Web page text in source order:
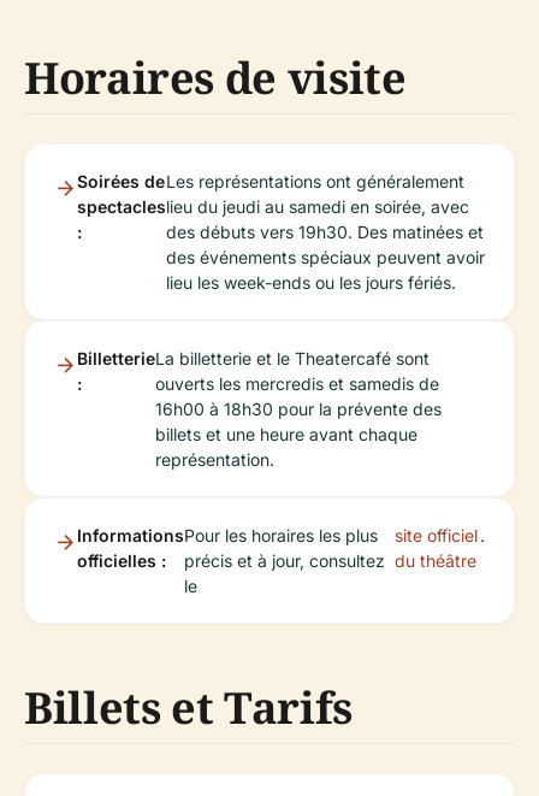
Horaires de visite
Soirées de
spectacles
:
Les représentations ont généralement
lieu du jeudi au samedi en soirée, avec
des débuts vers 19h30. Des matinées et
des événements spéciaux peuvent avoir
lieu les week-ends ou les jours fériés.
Billetterie
:
La billetterie et le Theatercafé sont
ouverts les mercredis et samedis de
16h00 à 18h30 pour la prévente des
billets et une heure avant chaque
représentation.
Informations
officielles :
Pour les horaires les plus
précis et à jour, consultez
le
site officiel
du théâtre
.
Billets et Tarifs